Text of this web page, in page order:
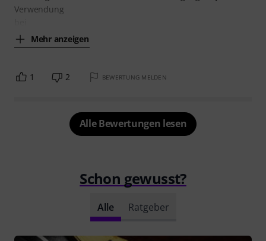
Verwendung
Mehr anzeigen
1 2 BEWERTUNG MELDEN
Alle Bewertungen lesen
Schon gewusst?
Alle Ratgeber